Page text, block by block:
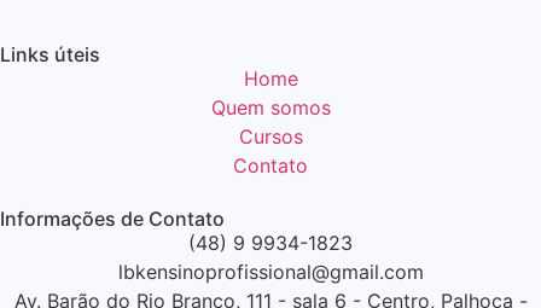
Links úteis
Home
Quem somos
Cursos
Contato
Informações de Contato
(48) 9 9934-1823
lbkensinoprofissional@gmail.com
Av. Barão do Rio Branco, 111 - sala 6 - Centro, Palhoça -